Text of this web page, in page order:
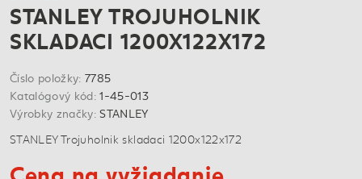
STANLEY TROJUHOLNIK
SKLADACI 1200X122X172
Číslo položky: 7785
Katalógový kód:1-45-013
Výrobky značky:STANLEY
STANLEY Trojuholnik skladaci 1200x122x172